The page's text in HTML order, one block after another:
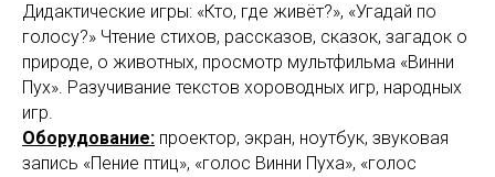
Дидактические игры: «Кто, где живёт?», «Угадай по
голосу?» Чтение стихов, рассказов, сказок, загадок о
природе, о животных, просмотр мультфильма «Винни
Пух». Разучивание текстов хороводных игр, народных
игр.
Оборудование: проектор, экран, ноутбук, звуковая
запись «Пение птиц», «голос Винни Пуха», «голос